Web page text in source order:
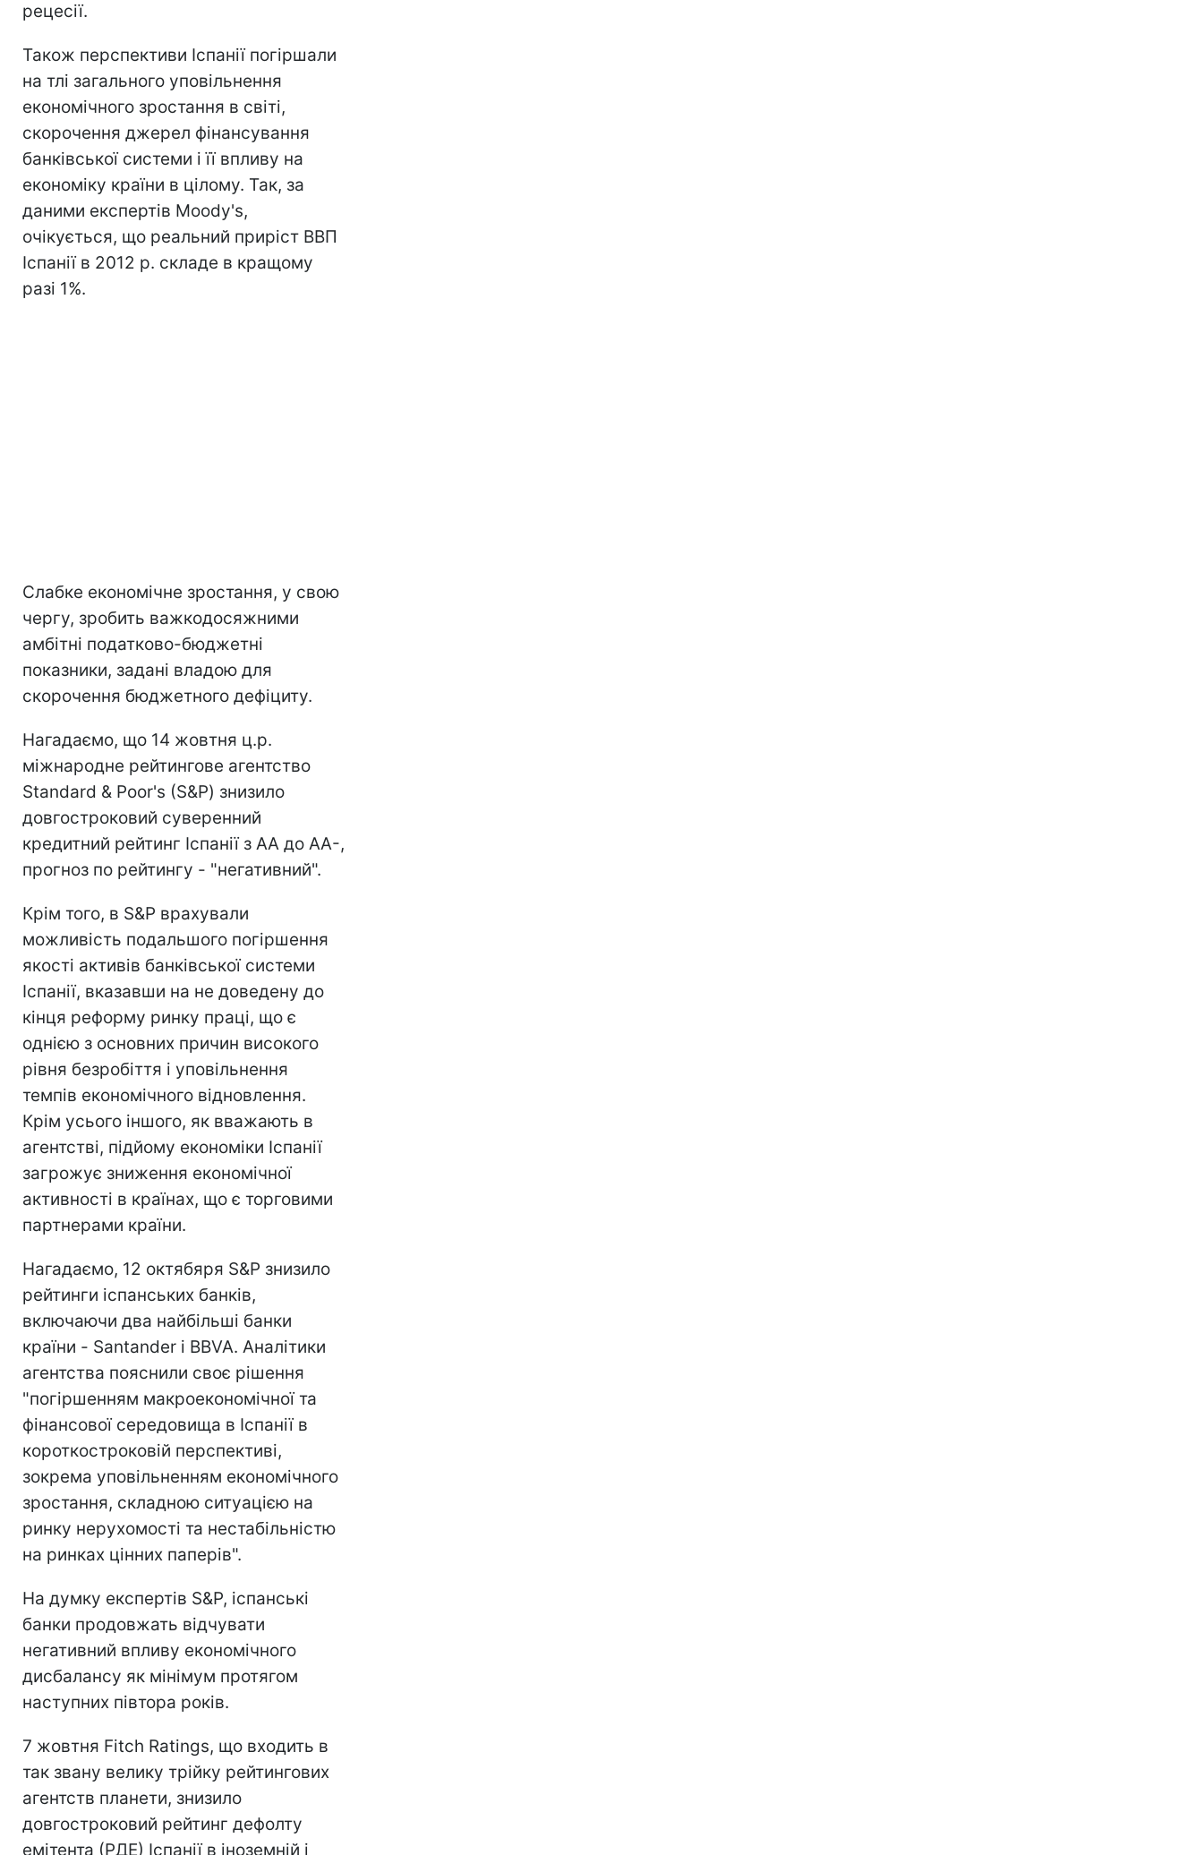
рецесії.
Також перспективи Іспанії погіршали
на тлі загального уповільнення
економічного зростання в світі,
скорочення джерел фінансування
банківської системи і її впливу на
економіку країни в цілому. Так, за
даними експертів Moody's,
очікується, що реальний приріст ВВП
Іспанії в 2012 р. складе в кращому
разі 1%.
Слабке економічне зростання, у свою
чергу, зробить важкодосяжними
амбітні податково-бюджетні
показники, задані владою для
скорочення бюджетного дефіциту.
Нагадаємо, що 14 жовтня ц.р.
міжнародне рейтингове агентство
Standard & Poor's (S&Р) знизило
довгостроковий суверенний
кредитний рейтинг Іспанії з АА до АА-,
прогноз по рейтингу - "негативний".
Крім того, в S&P врахували
можливість подальшого погіршення
якості активів банківської системи
Іспанії, вказавши на не доведену до
кінця реформу ринку праці, що є
однією з основних причин високого
рівня безробіття і уповільнення
темпів економічного відновлення.
Крім усього іншого, як вважають в
агентстві, підйому економіки Іспанії
загрожує зниження економічної
активності в країнах, що є торговими
партнерами країни.
Нагадаємо, 12 октябяря S&P знизило
рейтинги іспанських банків,
включаючи два найбільші банки
країни - Santander і BBVA. Аналітики
агентства пояснили своє рішення
"погіршенням макроекономічної та
фінансової середовища в Іспанії в
короткостроковій перспективі,
зокрема уповільненням економічного
зростання, складною ситуацією на
ринку нерухомості та нестабільністю
на ринках цінних паперів".
На думку експертів S&P, іспанські
банки продовжать відчувати
негативний впливу економічного
дисбалансу як мінімум протягом
наступних півтора років.
7 жовтня Fitch Ratings, що входить в
так звану велику трійку рейтингових
агентств планети, знизило
довгостроковий рейтинг дефолту
емітента (РДЕ) Іспанії в іноземній і